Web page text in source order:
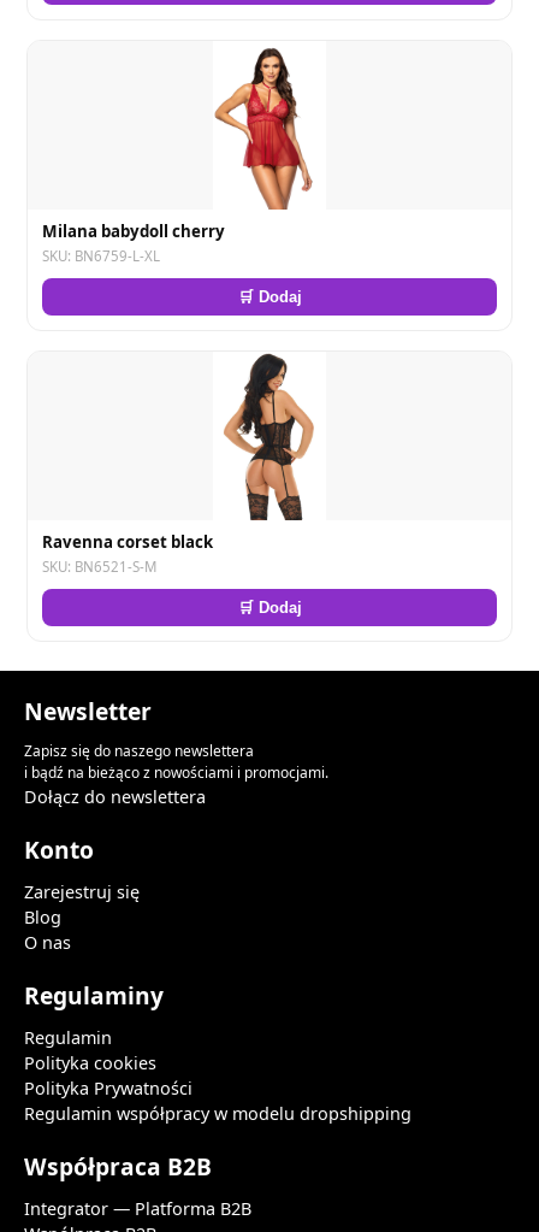
Milana babydoll cherry
SKU: BN6759-L-XL
🛒 Dodaj
Ravenna corset black
SKU: BN6521-S-M
🛒 Dodaj
Newsletter
Zapisz się do naszego newslettera
i bądź na bieżąco z nowościami i promocjami.
Dołącz do newslettera
Konto
Zarejestruj się
Blog
O nas
Regulaminy
Regulamin
Polityka cookies
Polityka Prywatności
Regulamin współpracy w modelu dropshipping
Współpraca B2B
Integrator — Platforma B2B